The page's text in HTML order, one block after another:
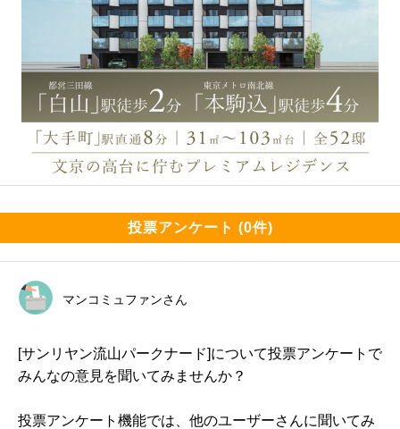
投票アンケート (0件)
マンコミュファンさん
[サンリヤン流山パークナード]について投票アンケートで
みんなの意見を聞いてみませんか？
投票アンケート機能では、他のユーザーさんに聞いてみ